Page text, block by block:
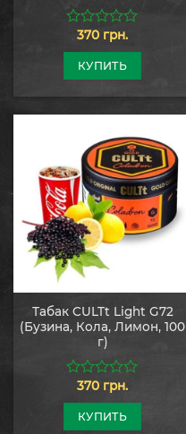
0
из
370 грн.
КУПИТЬ
Табак CULTt Light G72
(Бузина, Кола, Лимон, 100
г)
из
370 грн.
КУПИТЬ